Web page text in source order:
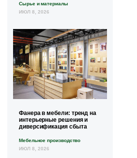
Сырье и материалы
ИЮЛ 8, 2026
Фанера в мебели: тренд на
интерьерные решения и
диверсификация сбыта
Мебельное производство
ИЮЛ 8, 2026